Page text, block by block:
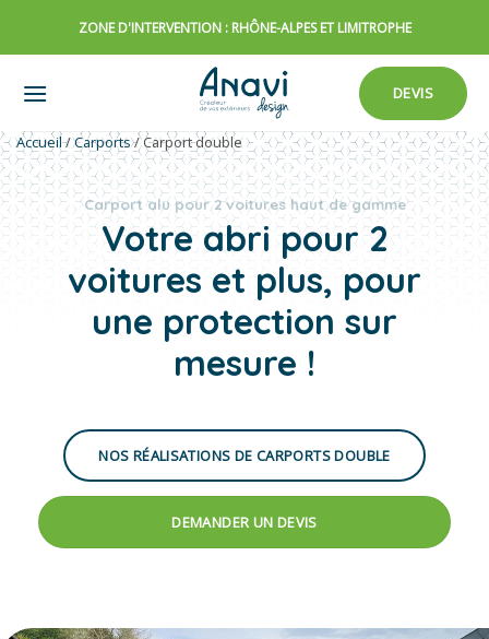
ZONE D'INTERVENTION : RHÔNE-ALPES ET LIMITROPHE
DEVIS
Accueil/Carports/Carport double
Carport alu pour 2 voitures haut de gamme
Votre abri pour 2
voitures et plus, pour
une protection sur
mesure !
NOS RÉALISATIONS DE CARPORTS DOUBLE
DEMANDER UN DEVIS